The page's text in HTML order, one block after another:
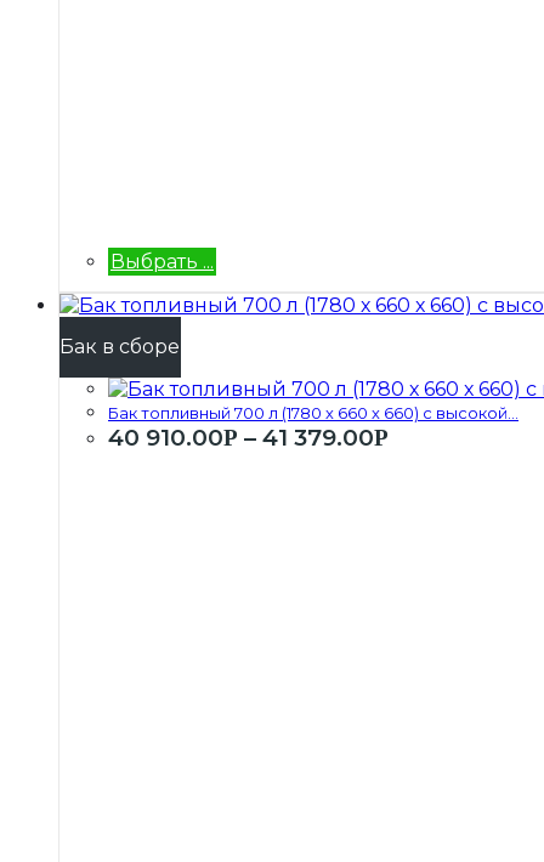
Выбрать ...
Бак в сборе
Бак топливный 700 л (1780 х 660 х 660) с высокой...
40 910.00Р – 41 379.00Р